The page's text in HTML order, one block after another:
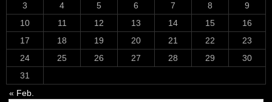
3
4 5 6 7 8
9
10
11 12 13 14 15
16
17
18 19 20 21 22
23
24
25 26 27 28 29
30
31
« Feb.